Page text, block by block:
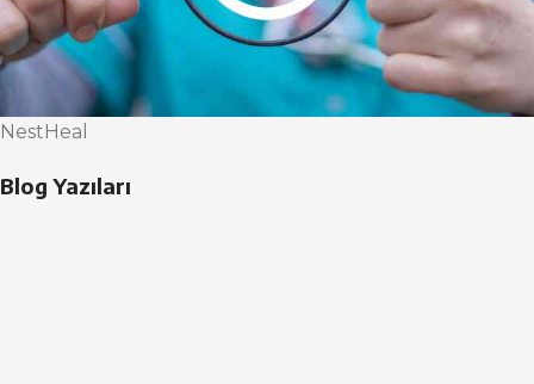
NestHeal
Blog Yazıları